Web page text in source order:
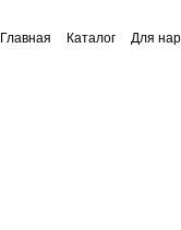
Главная Каталог Для